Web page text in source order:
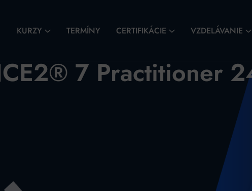
KURZY TERMÍNY CERTIFIKÁCIE VZDELÁVANIE
7 Practitioner